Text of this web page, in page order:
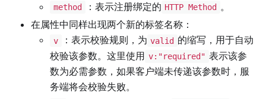
method ：表示注册绑定的 HTTP Method 。
在属性中同样出现两个新的标签名称：
v ：表示校验规则，为 valid 的缩写，用于自动
校验该参数。这里使用 v:"required" 表示该参
数为必需参数，如果客户端未传递该参数时，服
务端将会校验失败。